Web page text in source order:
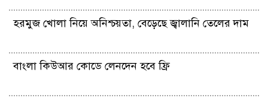
হরমুজ খোলা নিয়ে অনিশ্চয়তা, বেড়েছে জ্বালানি তেলের দাম
বাংলা কিউআর কোডে লেনদেন হবে ফ্রি